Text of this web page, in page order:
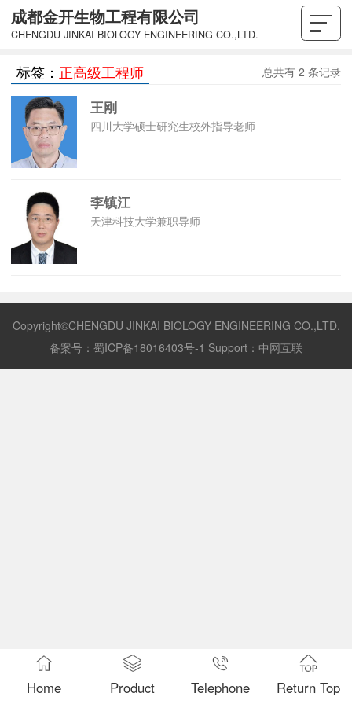
成都金开生物工程有限公司
CHENGDU JINKAI BIOLOGY ENGINEERING CO.,LTD.
标签： 正高级工程师 总共有 2 条记录
王刚
四川大学硕士研究生校外指导老师
李镇江
天津科技大学兼职导师
Copyright©CHENGDU JINKAI BIOLOGY ENGINEERING CO.,LTD.
备案号： 蜀ICP备18016403号-1 Support： 中网互联
Home Product Telephone Return Top